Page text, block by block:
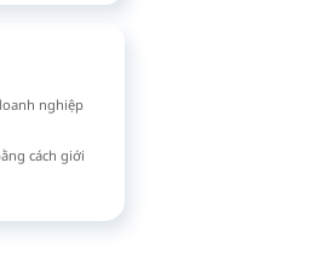
nghiệp
cách giới